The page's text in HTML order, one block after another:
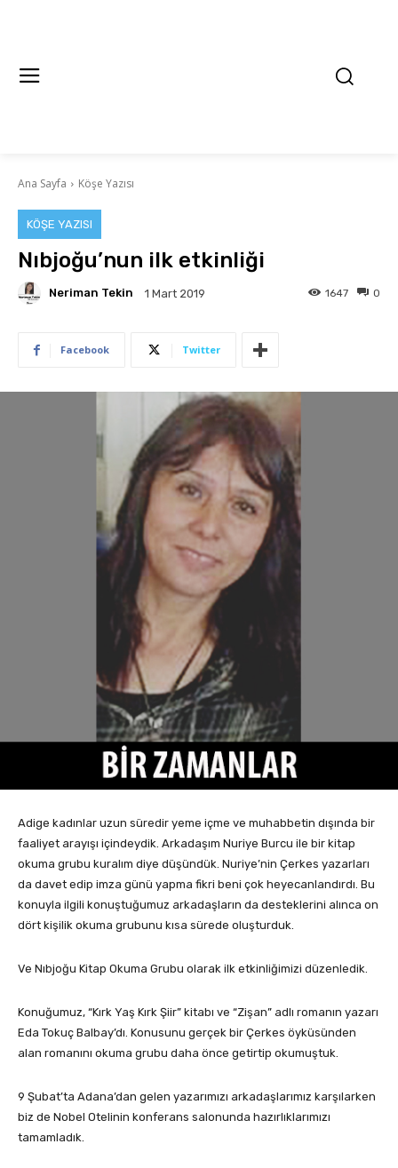
Ana Sayfa Köşe Yazısı
KÖŞE YAZISI
Nıbjoğu’nun ilk etkinliği
Neriman Tekin 1 Mart 2019 0
1647
Facebook Twitter
Adige kadınlar uzun süredir yeme içme ve muhabbetin dışında bir
faaliyet arayışı içindeydik. Arkadaşım Nuriye Burcu ile bir kitap
okuma grubu kuralım diye düşündük. Nuriye’nin Çerkes yazarları
da davet edip imza günü yapma fikri beni çok heyecanlandırdı. Bu
konuyla ilgili konuştuğumuz arkadaşların da desteklerini alınca on
dört kişilik okuma grubunu kısa sürede oluşturduk.
Ve Nıbjoğu Kitap Okuma Grubu olarak ilk etkinliğimizi düzenledik.
Konuğumuz, “Kırk Yaş Kırk Şiir” kitabı ve “Zişan” adlı romanın yazarı
Eda Tokuç Balbay’dı. Konusunu gerçek bir Çerkes öyküsünden
alan romanını okuma grubu daha önce getirtip okumuştuk.
9 Şubat’ta Adana’dan gelen yazarımızı arkadaşlarımız karşılarken
biz de Nobel Otelinin konferans salonunda hazırlıklarımızı
tamamladık.